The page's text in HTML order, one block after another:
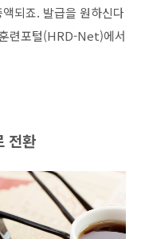
되죠. 발급을 원하신다
련포털(HRD-Net)에서
전환